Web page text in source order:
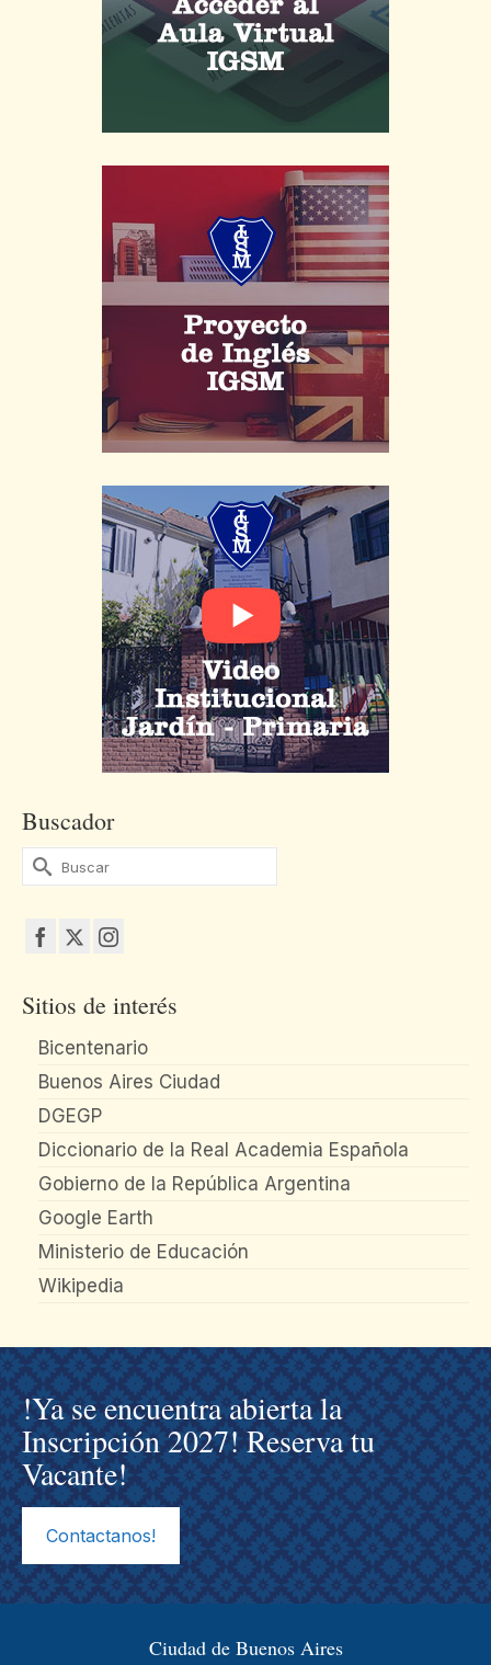
Buscador
Buscar
por:
Sitios de interés
Bicentenario
Buenos Aires Ciudad
DGEGP
Diccionario de la Real Academia Española
Gobierno de la República Argentina
Google Earth
Ministerio de Educación
Wikipedia
!Ya se encuentra abierta la
Inscripción 2027! Reserva tu
Vacante!
Contactanos!
Ciudad de Buenos Aires